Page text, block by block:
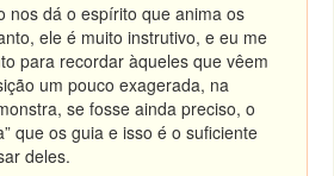
nos dá o espírito que anima os
ele é muito instrutivo, e eu me
para recordar àqueles que vêem
um pouco exagerada, na
se fosse ainda preciso, o
que os guia e isso é o suficiente
deles.